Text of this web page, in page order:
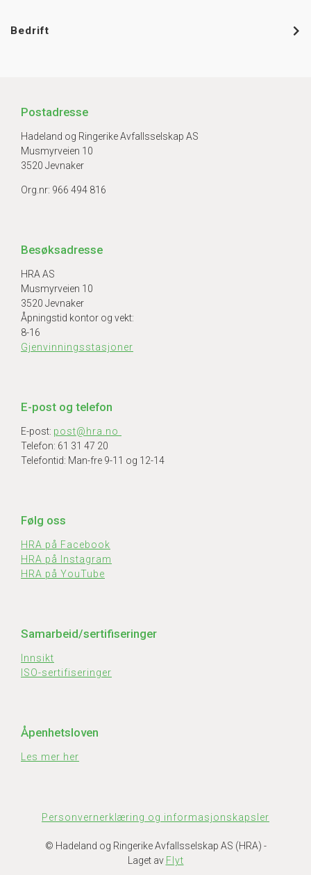
Bedrift
Postadresse
Hadeland og Ringerike Avfallsselskap AS
Musmyrveien 10
3520 Jevnaker
Org.nr: 966 494 816
Besøksadresse
HRA AS
Musmyrveien 10
3520 Jevnaker
Åpningstid kontor og vekt:
8-16
Gjenvinningsstasjoner
E-post og telefon
E-post: post@hra.no
Telefon: 61 31 47 20
Telefontid: Man-fre 9-11 og 12-14
Følg oss
HRA på Facebook
HRA på Instagram
HRA på YouTube
Samarbeid/sertifiseringer
Innsikt
ISO-sertifiseringer
Åpenhetsloven
Les mer her
© Hadeland og Ringerike Avfallsselskap AS (HRA) -
Laget av Flyt
Personvernerklæring og informasjonskapsler